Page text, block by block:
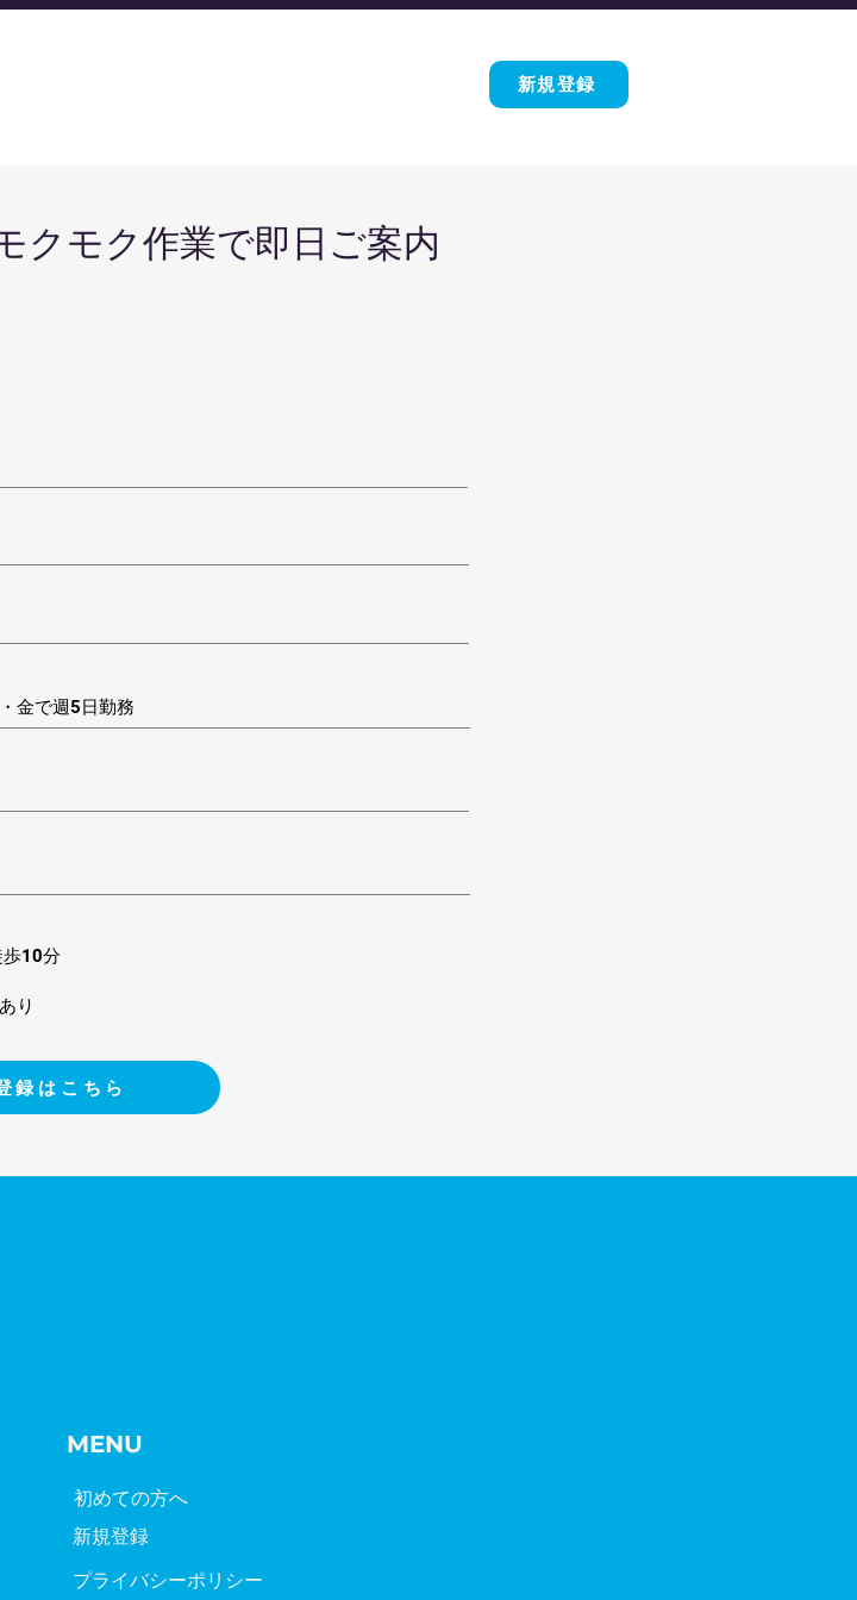
新規登録
クモク作業で即日ご案内
金で週5日勤務
歩10分
り
録はこちら
​MENU
​初めての方へ
新規登録
プライバシーポリシー